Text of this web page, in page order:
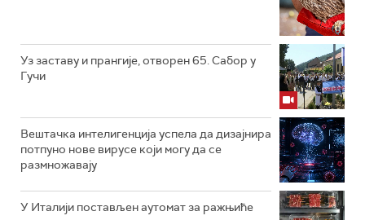
Уз заставу и прангије, отворен 65. Сабор у
Гучи
Вештачка интелигенција успела да дизајнира
потпуно нове вирусе који могу да се
размножавају
У Италији постављен аутомат за ражњиће